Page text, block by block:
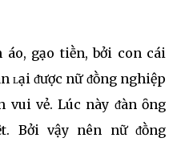
áo, gạo tiḕn, bởi con cái
ʟại ᵭược nữ ᵭṑng nghiệp
vui vẻ. Lúc này ᵭàn ȏng
Bởi vậy nên nữ ᵭṑng